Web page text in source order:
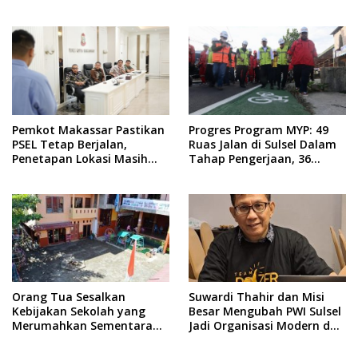
Pemkot Makassar Pastikan
PSEL Tetap Berjalan,
Penetapan Lokasi Masih
Progres Program MYP: 49
Ruas Jalan di Sulsel Dalam
Tahap Pengerjaan, 36
Orang Tua Sesalkan
Kebijakan Sekolah yang
Merumahkan Sementara
Suwardi Thahir dan Misi
Besar Mengubah PWI Sulsel
Jadi Organisasi Modern dan